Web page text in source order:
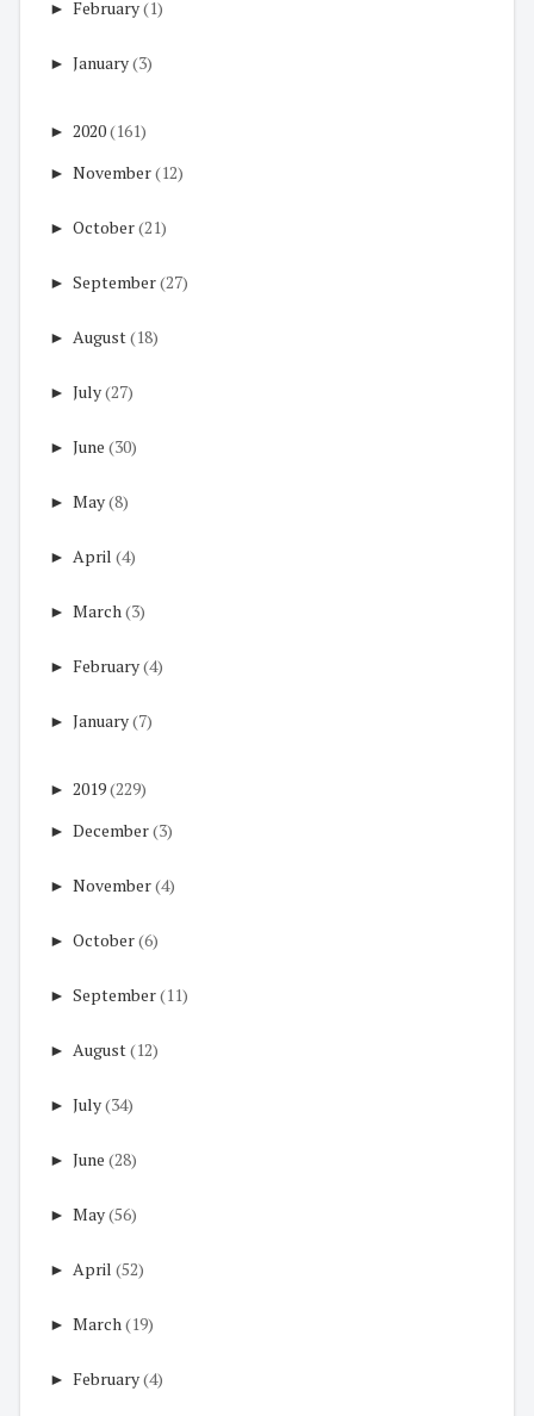
► February(1)
► January(3)
► 2020(161)
► November(12)
► October(21)
► September(27)
► August(18)
► July(27)
► June (30)
► May(8)
► April (4)
► March(3)
► February(4)
► January(7)
► 2019(229)
► December(3)
► November(4)
► October(6)
► September(11)
► August(12)
► July(34)
► June (28)
► May(56)
► April (52)
► March(19)
► February(4)